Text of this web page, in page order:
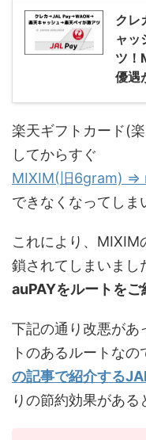
ク
ャッ
ツ！
優遇
楽天ギフトカード(
してからすぐ
MIXIM(旧6gram) ⇒
できなくなってしま
これにより、MIXIM
鎖されてしまいまし
auPAYをルートをご
下記の通り改悪があ
トのあるルートなの
の記事で紹介する
りの節約効果がある